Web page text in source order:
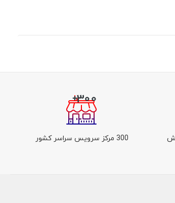
300 مرکز سرویس سراسر کشور